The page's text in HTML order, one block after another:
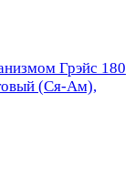
Грэйс 180
(Ся-Ам),